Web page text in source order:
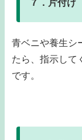
７．片付け
青ベニや養生シ
たら、指示して
です。